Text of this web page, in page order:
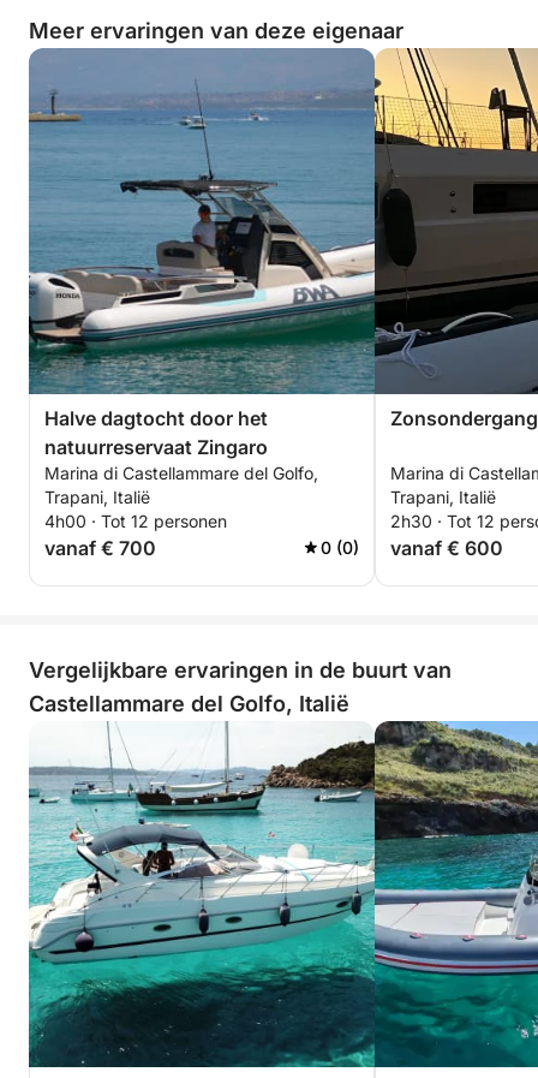
Meer ervaringen van deze eigenaar
Halve dagtocht door het
natuurreservaat Zingaro
Marina di Castellammare del Golfo,
Trapani, Italië
4h00 · Tot 12 personen
vanaf € 700 0 (0)
Marina di
Trapani, Italië
2h30 · Tot 12
vanaf € 600
Vergelijkbare ervaringen in de buurt van
Castellammare del Golfo, Italië